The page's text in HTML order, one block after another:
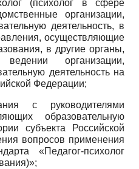
(психолог в сфере
организации,
деятельность, в
осуществляющие
в другие органы,
организации,
деятельность на
Федерации;
с руководителями
образовательную
субъекта Российской
вопросов применения
«Педагог-психолог